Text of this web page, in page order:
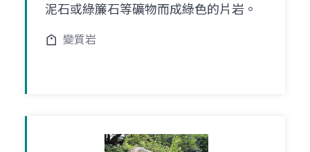
泥石或綠簾石等礦物而成綠色的片岩。
變質岩